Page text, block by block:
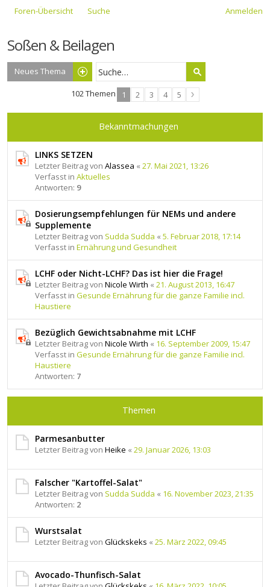
Foren-Übersicht Suche Anmelden
Soßen & Beilagen
Neues Thema
102 Themen 1 2 3 4 5
Bekanntmachungen
LINKS SETZEN
Letzter Beitrag von Alassea « 27. Mai 2021, 13:26
Verfasst in Aktuelles
Antworten: 9
Dosierungsempfehlungen für NEMs und andere
Supplemente
Letzter Beitrag von Sudda Sudda « 5. Februar 2018, 17:14
Verfasst in Ernährung und Gesundheit
LCHF oder Nicht-LCHF? Das ist hier die Frage!
Letzter Beitrag von Nicole Wirth « 21. August 2013, 16:47
Verfasst in Gesunde Ernährung für die ganze Familie incl.
Haustiere
Bezüglich Gewichtsabnahme mit LCHF
Letzter Beitrag von Nicole Wirth « 16. September 2009, 15:47
Verfasst in Gesunde Ernährung für die ganze Familie incl.
Haustiere
Antworten: 7
Themen
Parmesanbutter
Letzter Beitrag von Heike « 29. Januar 2026, 13:03
Falscher "Kartoffel-Salat"
Letzter Beitrag von Sudda Sudda « 16. November 2023, 21:35
Antworten: 2
Wurstsalat
Letzter Beitrag von Glückskeks « 25. März 2022, 09:45
Avocado-Thunfisch-Salat